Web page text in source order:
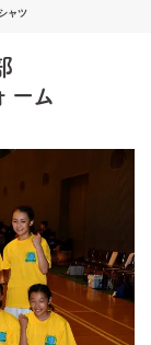
ャツ
ーム